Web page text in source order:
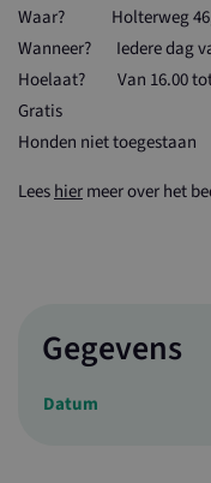
Waar? Holterweg 46,
Wanneer? Iedere dag
Hoelaat? Van 16.00 tot
Gratis
Honden niet toegestaan
Leeshiermeer over het
Gegevens
Datum